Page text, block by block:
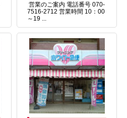
営業のご案内 電話番号 070-
7516-2712 営業時間 10：00
～19 ...